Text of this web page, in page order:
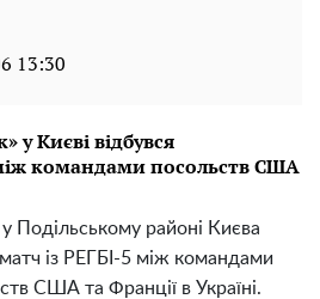
13:30
у Києві відбувся
командами посольств США
у Подільському районі Києва
із РЕГБІ-5 між командами
США та Франції в Україні.